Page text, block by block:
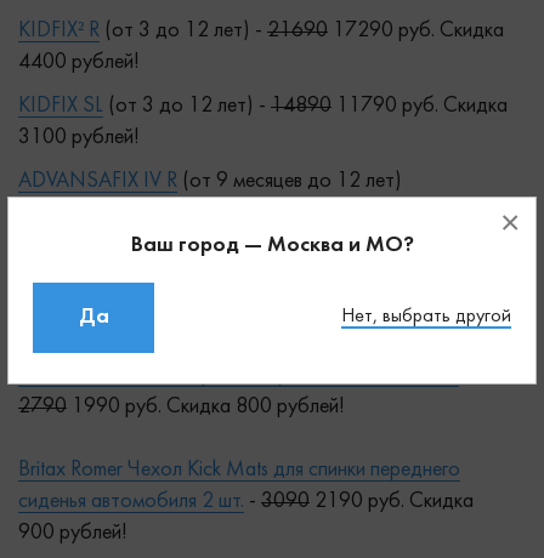
Ваш город — Москва и МО?
Да Нет, выбрать другой
×
KIDFIX² R (от 3 до 12 лет) - 21690 17290 руб. Скидка
4400 рублей!
KIDFIX SL (от 3 до 12 лет) - 14890 11790 руб. Скидка
3100 рублей!
ADVANSAFIX IV R (от 9 месяцев до 12 лет)
всесезонная коляска с мягкой подвеской.
2790 1990 руб. Скидка 800 рублей!
Britax Romer Чехол Kick Mats для спинки переднего
сиденья автомобиля 2 шт. - 3090 2190 руб. Скидка
900 рублей!